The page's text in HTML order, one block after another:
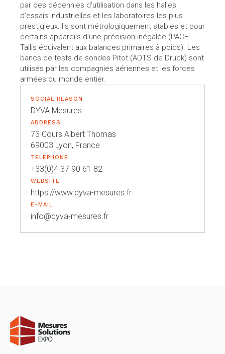
par des décennies d'utilisation dans les halles
d’essais industrielles et les laboratoires les plus
prestigieux. Ils sont métrologiquement stables et pour
certains appareils d'une précision inégalée (PACE-
Tallis équivalent aux balances primaires à poids). Les
bancs de tests de sondes Pitot (ADTS de Druck) sont
utilisés par les compagnies aériennes et les forces
armées du monde entier.
SOCIAL REASON
DYVA Mesures
ADDRESS
73 Cours Albert Thomas
69003 Lyon, France
TELEPHONE
+33(0)4 37 90 61 82
WEBSITE
https://www.dyva-mesures.fr
E-MAIL
info@dyva-mesures.fr